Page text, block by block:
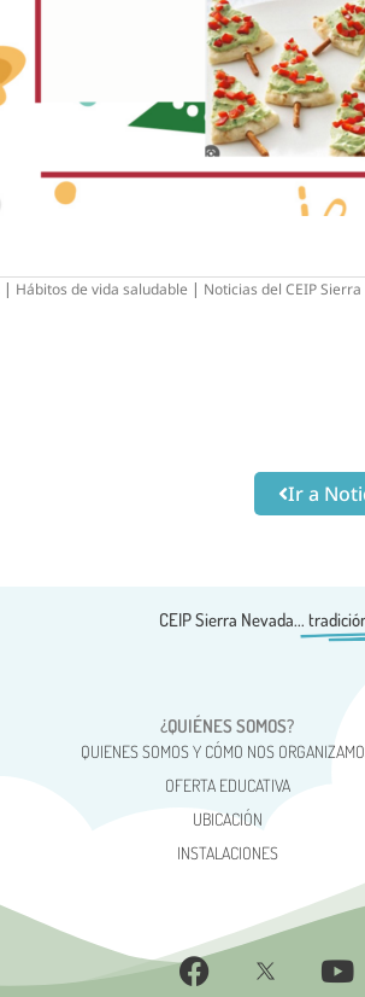
| Hábitos de vida saludable | Noticias del CEIP
Ir a
CEIP Sierra Nevada...
¿QUIÉNES SOMOS?
QUIENES SOMOS Y CÓMO NOS
OFERTA EDUCATIVA
UBICACIÓN
INSTALACIONES